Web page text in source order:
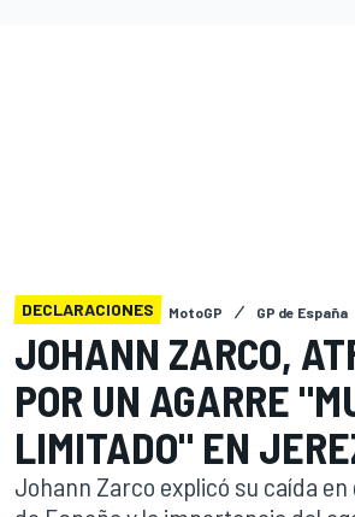
DECLARACIONES MotoGP GP de España
JOHANN ZARCO,
POR UN AGARRE
LIMITADO" EN
Johann Zarco explicó su caída en